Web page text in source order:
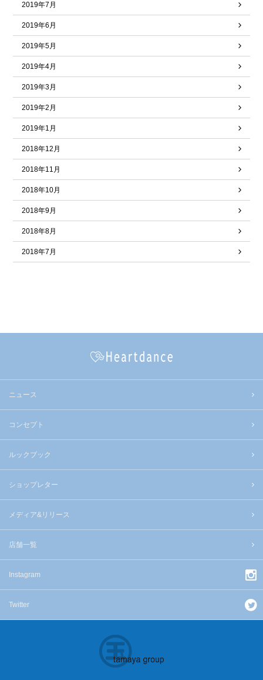
2019年7月
2019年6月
2019年5月
2019年4月
2019年3月
2019年2月
2019年1月
2018年12月
2018年11月
2018年10月
2018年9月
2018年8月
2018年7月
ニュース
コンセプト
ルックブック
ショップレター
メディア&リリース
店舗一覧
Instagram
Twitter